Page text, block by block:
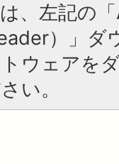
、左記の
）」ダ
ウェアを
い。